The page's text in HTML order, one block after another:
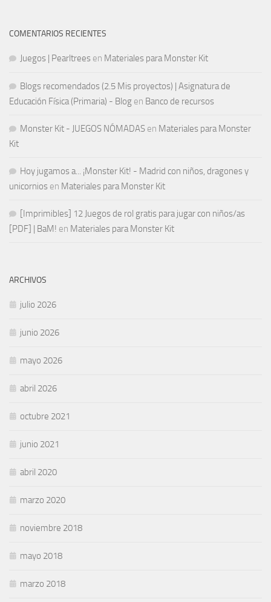
COMENTARIOS RECIENTES
Juegos | Pearltrees en Materiales para Monster Kit
Blogs recomendados (2.5 Mis proyectos) | Asignatura de
Educación Física (Primaria) - Blog en Banco de recursos
Monster Kit - JUEGOS NÓMADAS en Materiales para Monster
Kit
Hoy jugamos a... ¡Monster Kit! - Madrid con niños, dragones y
unicornios en Materiales para Monster Kit
[Imprimibles] 12 Juegos de rol gratis para jugar con niños/as
[PDF] | BaM! en Materiales para Monster Kit
ARCHIVOS
julio 2026
junio 2026
mayo 2026
abril 2026
octubre 2021
junio 2021
abril 2020
marzo 2020
noviembre 2018
mayo 2018
marzo 2018